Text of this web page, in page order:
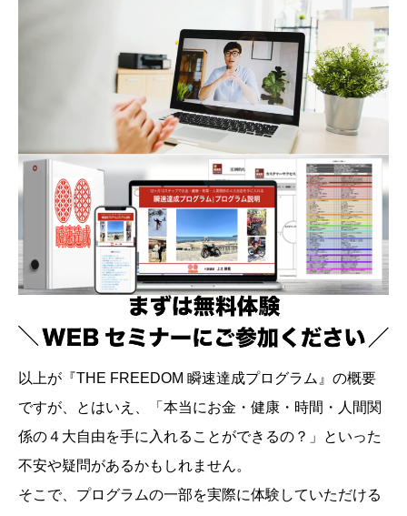
以上が『THE FREEDOM 瞬速達成プログラム』の概要
ですが、とはいえ、「本当にお金・健康・時間・人間関
係の４大自由を手に入れることができるの？」といった
不安や疑問があるかもしれません。
そこで、プログラムの一部を実際に体験していただける